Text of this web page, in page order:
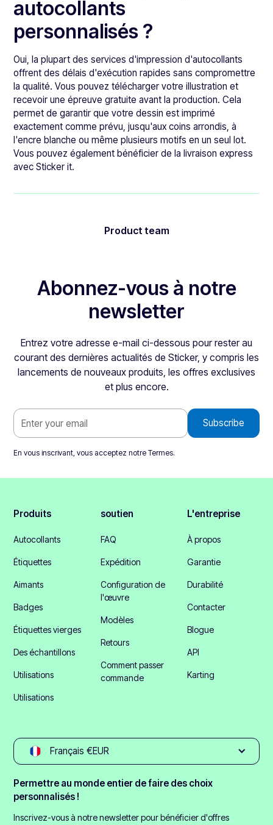
autocollants
personnalisés ?
Oui, la plupart des services d'impression d'autocollants
offrent des délais d'exécution rapides sans compromettre
la qualité. Vous pouvez télécharger votre illustration et
recevoir une épreuve gratuite avant la production. Cela
permet de garantir que votre dessin est imprimé
exactement comme prévu, jusqu'aux coins arrondis, à
l'encre blanche ou même plusieurs motifs en un seul lot.
Vous pouvez également bénéficier de la livraison express
avec Sticker it.
Product team
Abonnez-vous à notre
newsletter
Entrez votre adresse e-mail ci-dessous pour rester au
courant des dernières actualités de Sticker, y compris les
lancements de nouveaux produits, les offres exclusives
et plus encore.
En vous inscrivant, vous acceptez notreTermes.
Produits
Autocollants
Étiquettes
Aimants
Badges
Étiquettes vierges
Des échantillons
Utilisations
Utilisations
soutien
FAQ
Expédition
Configuration de
l'œuvre
Modèles
Retours
Comment passer
commande
L'entreprise
À propos
Garantie
Durabilité
Contacter
Blogue
API
Karting
Français €EUR
Permettre au monde entier de faire des choix
personnalisés !
Inscrivez-vous à notre newsletter pour bénéficier d'offres